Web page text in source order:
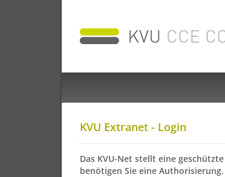
KVU Extranet - Login
Das KVU-Net stellt eine
benötigen Sie eine Authorisierung.